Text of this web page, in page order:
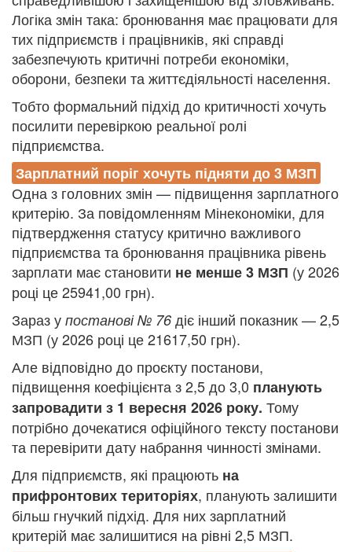
Логіка змін така: бронювання має працювати для
тих підприємств і працівників, які справді
забезпечують критичні потреби економіки,
оборони, безпеки та життєдіяльності населення.
Тобто формальний підхід до критичності хочуть
посилити перевіркою реальної ролі
підприємства.
Зарплатний поріг хочуть підняти до 3 МЗП
Одна з головних змін — підвищення зарплатного
критерію. За повідомленням Мінекономіки, для
підтвердження статусу критично важливого
підприємства та бронювання працівника рівень
зарплати має становити не менше 3 МЗП (у 2026
році це 25941,00 грн).
Зараз у постанові № 76 діє інший показник — 2,5
МЗП (у 2026 році це 21617,50 грн).
Але відповідно до проєкту постанови,
підвищення коефіцієнта з 2,5 до 3,0 планують
запровадити з 1 вересня 2026 року. Тому
потрібно дочекатися офіційного тексту постанови
та перевірити дату набрання чинності змінами.
Для підприємств, які працюють на
прифронтових територіях, планують залишити
більш гнучкий підхід. Для них зарплатний
критерій має залишитися на рівні 2,5 МЗП.